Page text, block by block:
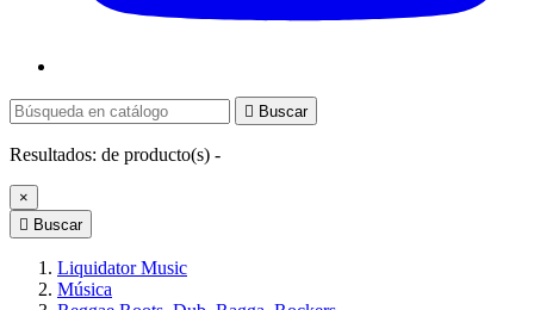
 Buscar
Resultados: de producto(s) -
×
 Buscar
Liquidator Music
Música